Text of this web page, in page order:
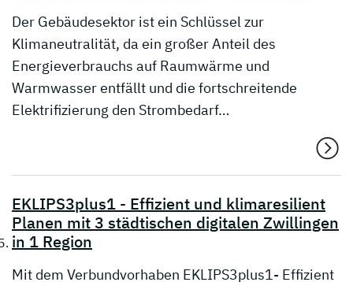
Der Gebäudesektor ist ein Schlüssel zur
Klimaneutralität, da ein großer Anteil des
Energieverbrauchs auf Raumwärme und
Warmwasser entfällt und die fortschreitende
Elektrifizierung den Strombedarf…
EKLIPS3plus1 - Effizient und klimaresilient
Planen mit 3 städtischen digitalen Zwillingen
in 1 Region
Mit dem Verbundvorhaben EKLIPS3plus1- Effizient